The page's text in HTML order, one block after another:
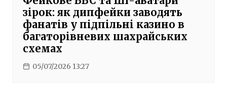
зірок: як дипфейки заводять
фанатів у підпільні казино в
багаторівневих шахрайських
схемах
05/07/2026 13:27